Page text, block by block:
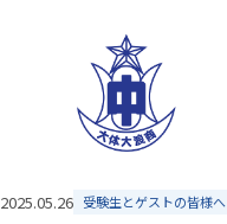
2025.05.26 受験生とゲストの皆様へ